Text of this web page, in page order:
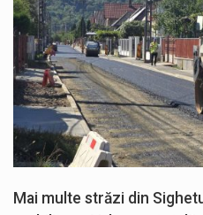
Mai multe străzi din